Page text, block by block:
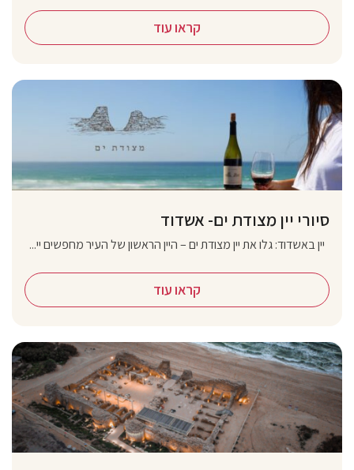
קראו עוד
סיורי יין מצודת ים- אשדוד
יין באשדוד: גלו את יין מצודת ים – היין הראשון של העיר מחפשים יי...
קראו עוד